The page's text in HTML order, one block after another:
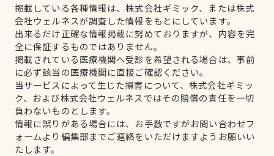
掲載している各種情報は、株式会社ギミック、または株式
会社ウェルネスが調査した情報をもとにしています。
出来るだけ正確な情報掲載に努めておりますが、内容を完
全に保証するものではありません。
掲載されている医療機関へ受診を希望される場合は、事前
に必ず該当の医療機関に直接ご確認ください。
当サービスによって生じた損害について、株式会社ギミッ
ク、および株式会社ウェルネスではその賠償の責任を一切
負わないものとします。
情報に誤りがある場合には、お手数ですがお問い合わせフ
ォームより編集部までご連絡をいただけますようお願いい
たします。